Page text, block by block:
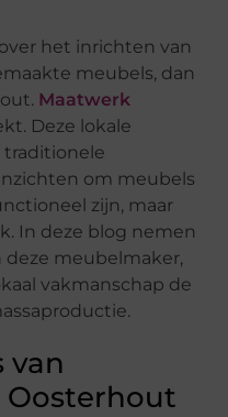
het inrichten van
meubels, dan
Maatwerk
Deze lokale
om meubels
zijn, maar
In deze blog nemen
deze meubelmaker,
vakmanschap de
van
Oosterhout